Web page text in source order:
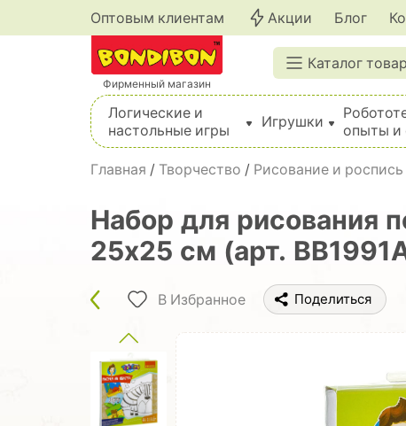
Оптовым клиентам Акции Блог
Фирменный магазин
Каталог
Логические и
настольные игры
Игрушки
опыты и
Главная / Творчество / Рисование и роспись
Набор для рисования
25х25 см (арт.
В Избранное Поделиться